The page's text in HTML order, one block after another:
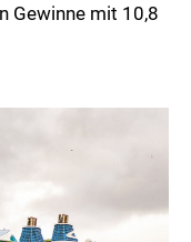
Gewinne mit 10,8